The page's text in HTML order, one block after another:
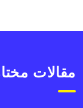
مقالات